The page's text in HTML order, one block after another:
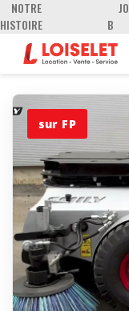
NOTRE
HISTOIRE
JO
B
sur FP